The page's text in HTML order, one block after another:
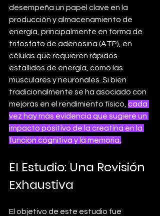
desempeña un papel clave en la
producción y almacenamiento de
energía, principalmente en forma de
trifosfato de adenosina (ATP), en
células que requieren rápidos
estallidos de energía, como las
musculares y neuronales. Si bien
tradicionalmente se ha asociado con
mejoras en el rendimiento físico, cada
vez hay más evidencia que sugiere un
impacto positivo de la creatina en la
función cognitiva y la memoria.
El Estudio: Una Revisión
Exhaustiva
El objetivo de este estudio fue